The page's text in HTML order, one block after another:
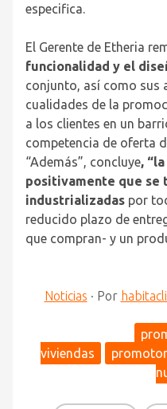
especifica.
El Gerente de Etheria
funcionalidad y el
conjunto, así como sus
cualidades de la
a los clientes en un
competencia de oferta
“Además”, concluye,
positivamente que se
industrializadas por
reducido plazo de
que compran- y un
Noticias · Por
viviendas